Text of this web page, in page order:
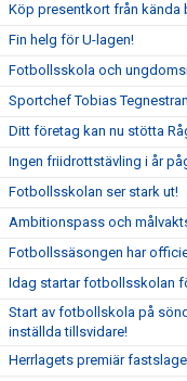
Köp presentkort från kända
Fin helg för U-lagen!
Fotbollsskola och
Sportchef Tobias
Ditt företag kan nu stötta
Ingen friidrottstävling i år
Fotbollsskolan ser stark ut!
Ambitionspass och
Fotbollssäsongen har
Idag startar fotbollsskolan
Start av fotbollskola på
inställda tillsvidare!
Herrlagets premiär